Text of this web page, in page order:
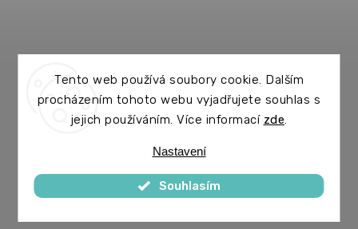
Tento web používá soubory cookie. Dalším
procházením tohoto webu vyjadřujete souhlas s
jejich používáním. Více informací zde
Nastavení
Souhlasím